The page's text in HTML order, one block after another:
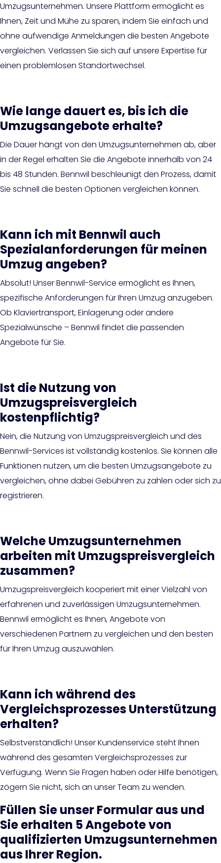
Umzugsunternehmen. Unsere Plattform ermöglicht es
Ihnen, Zeit und Mühe zu sparen, indem Sie einfach und
ohne aufwendige Anmeldungen die besten Angebote
vergleichen. Verlassen Sie sich auf unsere Expertise für
einen problemlosen Standortwechsel.
Wie lange dauert es, bis ich die
Umzugsangebote erhalte?
Die Dauer hängt von den Umzugsunternehmen ab, aber
in der Regel erhalten Sie die Angebote innerhalb von 24
bis 48 Stunden. Bennwil beschleunigt den Prozess, damit
Sie schnell die besten Optionen vergleichen können.
Kann ich mit Bennwil auch
Spezialanforderungen für meinen
Umzug angeben?
Absolut! Unser Bennwil-Service ermöglicht es Ihnen,
spezifische Anforderungen für Ihren Umzug anzugeben.
Ob Klaviertransport, Einlagerung oder andere
Spezialwünsche – Bennwil findet die passenden
Angebote für Sie.
Ist die Nutzung von
Umzugspreisvergleich
kostenpflichtig?
Nein, die Nutzung von Umzugspreisvergleich und des
Bennwil-Services ist vollständig kostenlos. Sie können alle
Funktionen nutzen, um die besten Umzugsangebote zu
vergleichen, ohne dabei Gebühren zu zahlen oder sich zu
registrieren.
Welche Umzugsunternehmen
arbeiten mit Umzugspreisvergleich
zusammen?
Umzugspreisvergleich kooperiert mit einer Vielzahl von
erfahrenen und zuverlässigen Umzugsunternehmen.
Bennwil ermöglicht es Ihnen, Angebote von
verschiedenen Partnern zu vergleichen und den besten
für Ihren Umzug auszuwählen.
Kann ich während des
Vergleichsprozesses Unterstützung
erhalten?
Selbstverständlich! Unser Kundenservice steht Ihnen
während des gesamten Vergleichsprozesses zur
Verfügung. Wenn Sie Fragen haben oder Hilfe benötigen,
zögern Sie nicht, sich an unser Team zu wenden.
Füllen Sie unser Formular aus und
Sie erhalten 5 Angebote von
qualifizierten Umzugsunternehmen
aus Ihrer Region.